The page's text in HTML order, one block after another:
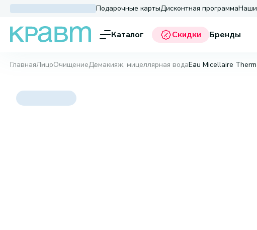
Подарочные картыДисконтная программаНаши
Каталог Скидки Бренды
ГлавнаяЛицоОчищениеДемакияж, мицеллярная водаEau Micellaire